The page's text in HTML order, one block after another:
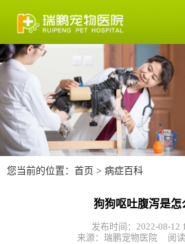
您当前的位置： 首页 > 病症百科
狗狗呕吐腹泻是怎
发布时间：2022-08-12
来源：瑞鹏宠物医院 阅读